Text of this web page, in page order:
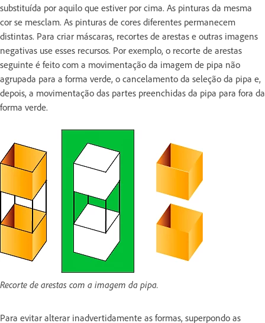
substituída por aquilo que estiver por cima. As pinturas da mesma
cor se mesclam. As pinturas de cores diferentes permanecem
distintas. Para criar máscaras, recortes de arestas e outras imagens
negativas use esses recursos. Por exemplo, o recorte de arestas
seguinte é feito com a movimentação da imagem de pipa não
agrupada para a forma verde, o cancelamento da seleção da pipa e,
depois, a movimentação das partes preenchidas da pipa para fora da
forma verde.
Recorte de arestas com a imagem da pipa.
Para evitar alterar inadvertidamente as formas, superpondo as